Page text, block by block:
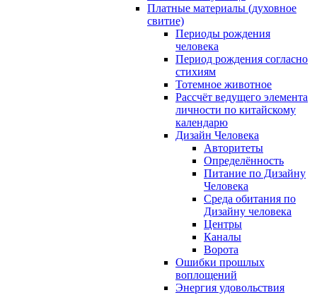
Платные материалы (духовное
свитие)
Периоды рождения
человека
Период рождения согласно
стихиям
Тотемное животное
Рассчёт ведущего элемента
личности по китайскому
календарю
Дизайн Человека
Авторитеты
Определённость
Питание по Дизайну
Человека
Среда обитания по
Дизайну человека
Центры
Каналы
Ворота
Ошибки прошлых
воплощений
Энергия удовольствия